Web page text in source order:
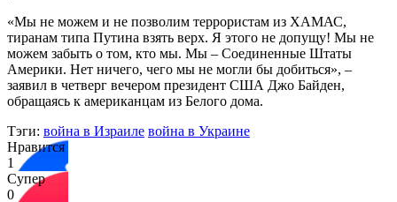
«Мы не можем и не позволим террористам из ХАМАС,
тиранам типа Путина взять верх. Я этого не допущу! Мы не
можем забыть о том, кто мы. Мы – Соединенные Штаты
Америки. Нет ничего, чего мы не могли бы добиться», –
заявил в четверг вечером президент США Джо Байден,
обращаясь к американцам из Белого дома.
Тэги: война в Израиле война в Украине
Нравится
1
Супер
0